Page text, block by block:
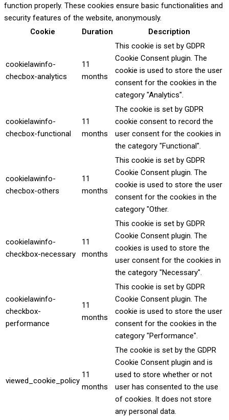
function properly. These cookies ensure basic functionalities and
security features of the website, anonymously.
Cookie
Duration Description
cookielawinfo-
checbox-analytics
11
months
This cookie is set by GDPR
Cookie Consent plugin. The
cookie is used to store the user
consent for the cookies in the
category "Analytics".
cookielawinfo-
checbox-functional
11
months
The cookie is set by GDPR
cookie consent to record the
user consent for the cookies in
the category "Functional".
cookielawinfo-
checbox-others
11
months
This cookie is set by GDPR
Cookie Consent plugin. The
cookie is used to store the user
consent for the cookies in the
category "Other.
cookielawinfo-
checkbox-necessary
11
months
This cookie is set by GDPR
Cookie Consent plugin. The
cookies is used to store the
user consent for the cookies in
the category "Necessary".
cookielawinfo-
checkbox-
performance
11
months
This cookie is set by GDPR
Cookie Consent plugin. The
cookie is used to store the user
consent for the cookies in the
category "Performance".
viewed_cookie_policy
11
months
The cookie is set by the GDPR
Cookie Consent plugin and is
used to store whether or not
user has consented to the use
of cookies. It does not store
any personal data.